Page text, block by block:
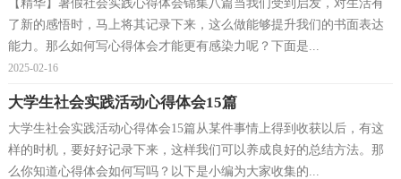
【精华】暑假社会实践心得体会锦集八篇当我们受到启发，对生活有
了新的感悟时，马上将其记录下来，这么做能够提升我们的书面表达
能力。那么如何写心得体会才能更有感染力呢？下面是...
2025-02-16
大学生社会实践活动心得体会15篇
大学生社会实践活动心得体会15篇从某件事情上得到收获以后，有这
样的时机，要好好记录下来，这样我们可以养成良好的总结方法。那
么你知道心得体会如何写吗？以下是小编为大家收集的...